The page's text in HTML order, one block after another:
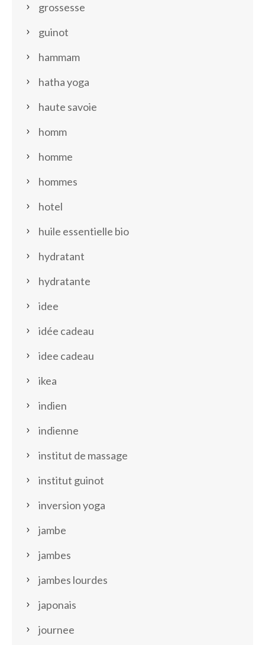
grossesse
guinot
hammam
hatha yoga
haute savoie
homm
homme
hommes
hotel
huile essentielle bio
hydratant
hydratante
idee
idée cadeau
idee cadeau
ikea
indien
indienne
institut de massage
institut guinot
inversion yoga
jambe
jambes
jambes lourdes
japonais
journee